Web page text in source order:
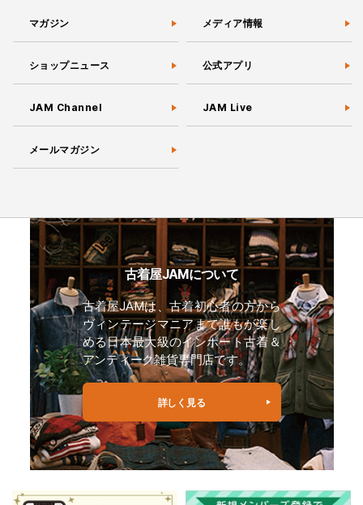
マガジン メディア情報
ショップニュース 公式アプリ
JAM Channel JAM Live
メールマガジン
古着屋JAMについて
古着屋JAMは、古着初心者の方から
ヴィンテージマニアまで誰もが楽し
める日本最大級のインポート古着＆
アンティーク雑貨専門店です。
詳しく見る